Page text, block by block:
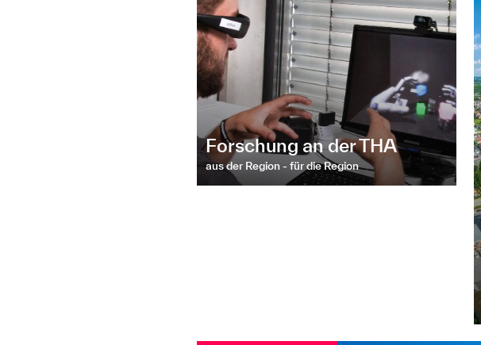
Forschung an der THA
aus der Region - für die Region